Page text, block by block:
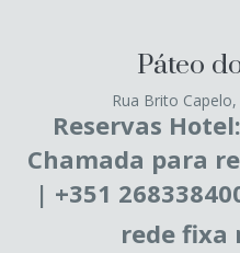
Páteo
Rua Brito
Reservas
Chamada para
| +351
rede fixa